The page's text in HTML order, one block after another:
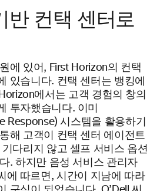
반 컨택 센터로
에 있어, First Horizon의 컨택
있습니다. 컨택 센터는 뱅킹에
에서는 고객 경험의 창의
투자했습니다. 이미
Response) 시스템을 활용하기
해 고객이 컨택 센터 에이전트
다리지 않고 셀프 서비스 옵션
. 하지만 음성 서비스 관리자
에 따르면, 시간이 지남에 따라